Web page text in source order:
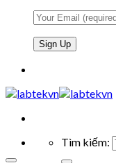
Tìm kiếm: